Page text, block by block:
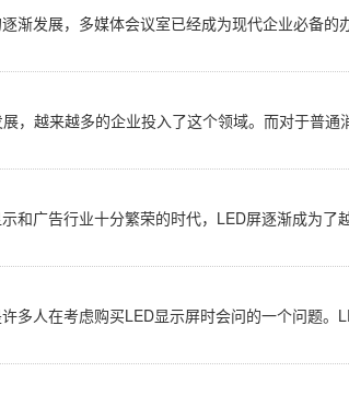
渐发展，多媒体会议室已经成为现代企业必备
，越来越多的企业投入了这个领域。而对于普
和广告行业十分繁荣的时代，LED屏逐渐成为
多人在考虑购买LED显示屏时会问的一个问题